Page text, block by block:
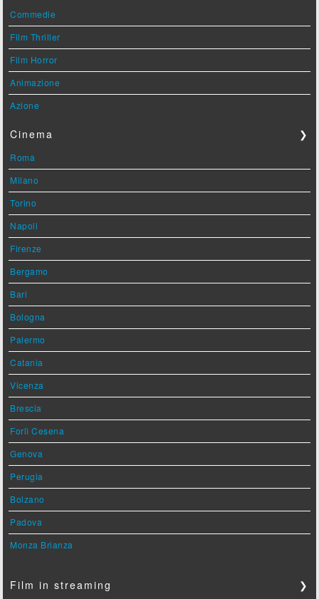
Commedie
Film Thriller
Film Horror
Animazione
Azione
Cinema ❯
Roma
Milano
Torino
Napoli
Firenze
Bergamo
Bari
Bologna
Palermo
Catania
Vicenza
Brescia
Forlì Cesena
Genova
Perugia
Bolzano
Padova
Monza Brianza
Film in streaming ❯